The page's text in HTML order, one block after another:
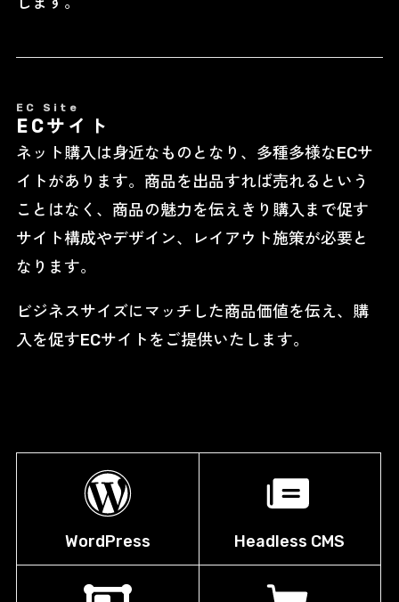
EC Site
ECサイト
ネット購入は身近なものとなり、多種多様なECサ
イトがあります。商品を出品すれば売れるという
ことはなく、商品の魅力を伝えきり購入まで促す
サイト構成やデザイン、レイアウト施策が必要と
なります。
ビジネスサイズにマッチした商品価値を伝え、購
入を促すECサイトをご提供いたします。
WordPress Headless CMS